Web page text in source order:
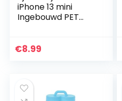
iPhone 13 mini
Ingebouwd PET
Volledige Lichaam
€8.99